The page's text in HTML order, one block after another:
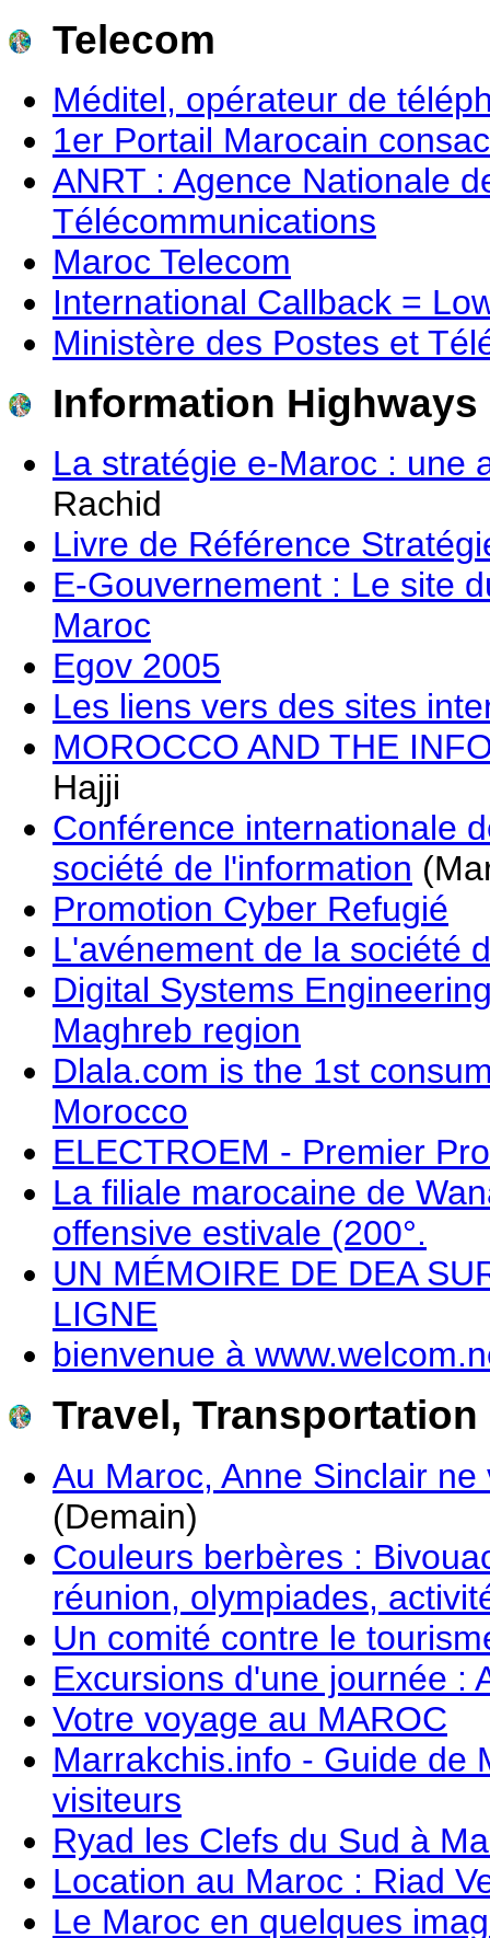
Telecom
Méditel, opérateur de
1er Portail Marocain
ANRT : Agence Nationale
Télécommunications
Maroc Telecom
International Callback =
Ministère des Postes et
Information Highways
La stratégie e-Maroc : une
Rachid
Livre de Référence
E-Gouvernement : Le site
Maroc
Egov 2005
Les liens vers des sites
MOROCCO AND THE
Hajji
Conférence internationale
société de l'information
Promotion Cyber Refugié
L'avénement de la société
Digital Systems
Maghreb region
Dlala.com is the 1st
Morocco
ELECTROEM - Premier
La filiale marocaine de
offensive estivale (200°.
UN MÉMOIRE DE DEA
LIGNE
bienvenue à
Travel, Transportation
Au Maroc, Anne Sinclair
(Demain)
Couleurs berbères :
réunion, olympiades,
Un comité contre le
Excursions d'une journée :
Votre voyage au MAROC
Marrakchis.info - Guide de
visiteurs
Ryad les Clefs du Sud à
Location au Maroc : Riad
Le Maroc en quelques